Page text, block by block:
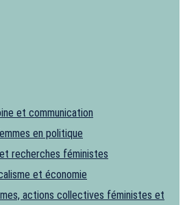
et communication
en politique
recherches féministes
et économie
actions collectives féministes et